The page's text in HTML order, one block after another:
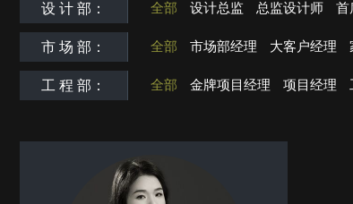
设 计 部： 全部 设计总监 总监设计师 首
市 场 部： 全部 市场部经理 大客户经理
工 程 部： 全部 金牌项目经理 项目经理